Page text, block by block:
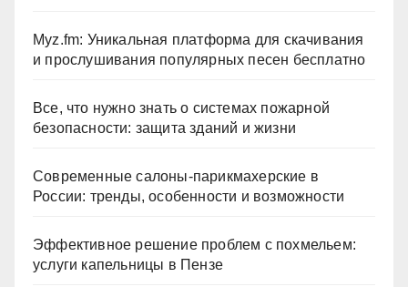
Myz.fm: Уникальная платформа для скачивания
и прослушивания популярных песен бесплатно
Все, что нужно знать о системах пожарной
безопасности: защита зданий и жизни
Современные салоны-парикмахерские в
России: тренды, особенности и возможности
Эффективное решение проблем с похмельем:
услуги капельницы в Пензе